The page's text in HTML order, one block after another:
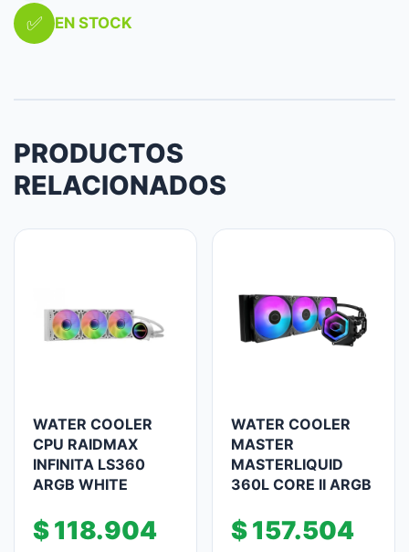
✅ EN STOCK
PRODUCTOS
RELACIONADOS
WATER COOLER
CPU RAIDMAX
INFINITA LS360
ARGB WHITE
$118.904
WATER COOLER
MASTER
MASTERLIQUID
360L CORE II ARGB
$157.504